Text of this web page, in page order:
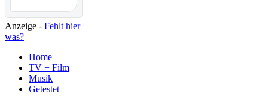
Anzeige - Fehlt hier
was?
Home
TV + Film
Musik
Getestet